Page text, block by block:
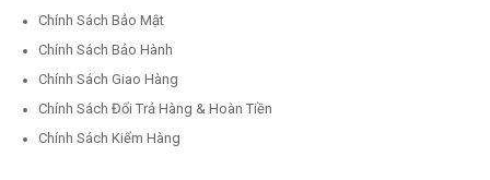
Chính Sách Bảo Mật
Chính Sách Bảo Hành
Chính Sách Giao Hàng
Chính Sách Đổi Trả Hàng & Hoàn Tiền
Chính Sách Kiểm Hàng